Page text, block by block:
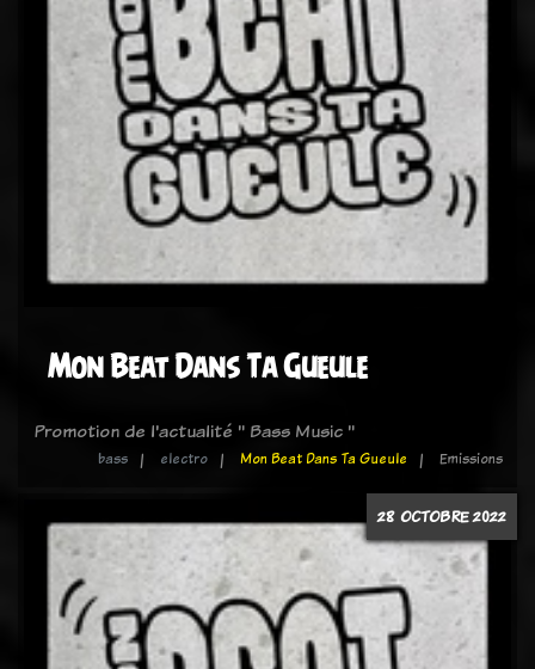
Mon Beat Dans Ta Gueule
Promotion de l'actualité " Bass Music "
bass electro Mon Beat Dans Ta Gueule Emissions
28 OCTOBRE 2022